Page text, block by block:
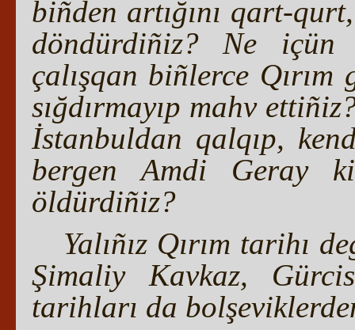
biñden artığını qart-
döndürdiñiz? Ne içün
çalışqan biñlerce
sığdırmayıp mahv
İstanbuldan qalqıp,
bergen Amdi Geray
öldürdiñiz?
Yalıñız Qırım tarihı
Şimaliy Kavkaz,
tarihları da